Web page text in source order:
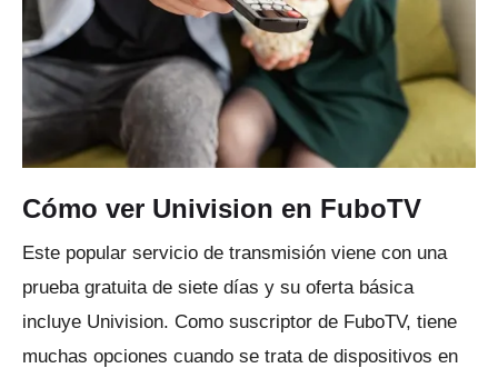
Cómo ver Univision en FuboTV
Este popular servicio de transmisión viene con una
prueba gratuita de siete días y su oferta básica
incluye Univision. Como suscriptor de FuboTV, tiene
muchas opciones cuando se trata de dispositivos en